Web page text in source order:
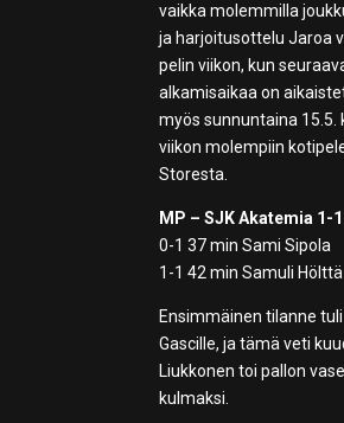
vaikka molemmilla
ja harjoitusottelu Jaroa
pelin viikon, kun
alkamisaikaa on
myös sunnuntaina 15.5.
viikon molempiin
Storesta.
MP – SJK Akatemia 1-
0-1 37 min Sami Sipola
1-1 42 min Samuli Hölttä
Ensimmäinen tilanne
Gascille, ja tämä veti
Liukkonen toi pallon
kulmaksi.